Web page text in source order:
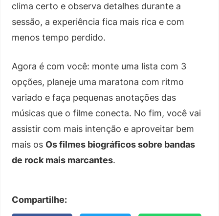
clima certo e observa detalhes durante a
sessão, a experiência fica mais rica e com
menos tempo perdido.
Agora é com você: monte uma lista com 3
opções, planeje uma maratona com ritmo
variado e faça pequenas anotações das
músicas que o filme conecta. No fim, você vai
assistir com mais intenção e aproveitar bem
mais os Os filmes biográficos sobre bandas
de rock mais marcantes.
Compartilhe: